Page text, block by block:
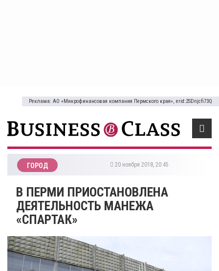
Реклама: АО «Микрофинансовая компания Пермского края», erid:2SDnjcfi73Q
ГОРОД 20 ноября 2018, 20:45
​В ПЕРМИ ПРИОСТАНОВЛЕНА
ДЕЯТЕЛЬНОСТЬ МАНЕЖА
«СПАРТАК»